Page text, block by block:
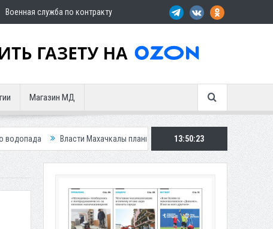
Военная служба по контракту
Магазин МД
Махачкалы планирует внедрить новую систему для улучшения
13:50:24